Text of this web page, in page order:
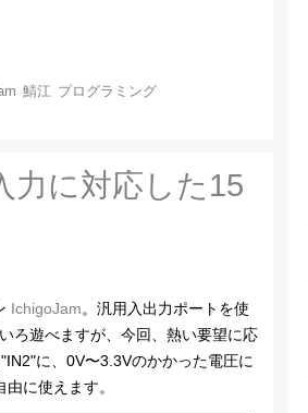
鯖江 プログラミング
力に対応した15
IchigoJam。汎用入出力ポートを使
ろ遊べますが、今回、熱い要望に応
に、0V〜3.3Vのかかった電圧に
に使えます。